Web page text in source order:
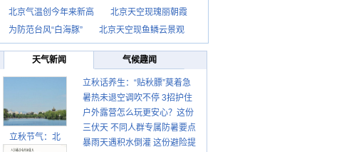
北京气温创今年来新高
北京天空现瑰丽朝霞
为防范台风“白海豚”
北京天空现鱼鳞云景观
天气新闻 气候趣闻
立秋节气：北
立秋话养生：“贴秋膘”莫着急
先清暑再防燥
暑热未退空调吹不停 3招护住
肩颈不酸痛
户外露营怎么玩更安心？这份
攻略请收好
三伏天 不同人群专属防暑要点
请收好
暴雨天遇积水倒灌 这份避险提